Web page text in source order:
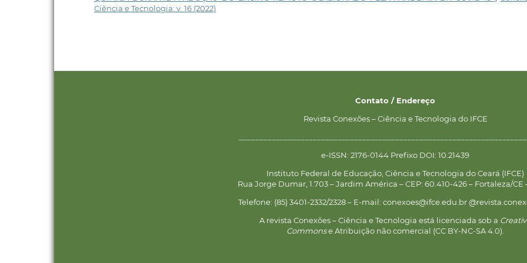
Ciência e Tecnologia: v. 16 (2022)
Contato / Endereço
Revista Conexões – Ciência e Tecnologia do IFCE
e-ISSN: 2176-0144 Prefixo DOI: 10.21439
Instituto Federal de Educação, Ciência e Tecnologia do Ceará (IFCE)
Rua Jorge Dumar, 1.703 – Jardim América – CEP: 60.410-426 – Fortaleza/CE
Telefone: (85) 3401-2332/2328 – E-mail: conexoes@ifce.edu.br
A revista Conexões – Ciência e Tecnologia está licenciada sob a
Commonse Atribuição não comercial (CC BY-NC-SA 4.0).